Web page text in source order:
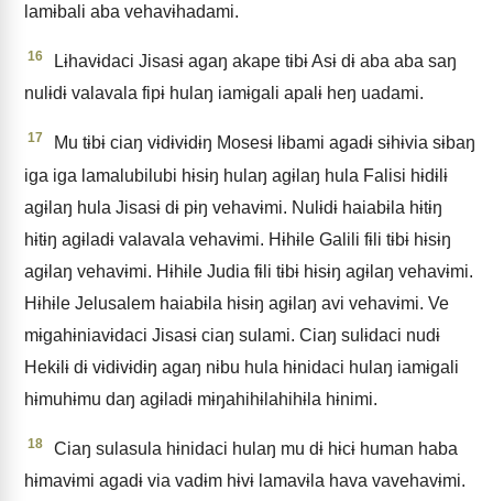
lamɨbali aba vehavɨhadami.
16
Lɨhavɨdaci Jisasɨ agaŋ akape tɨbɨ Asɨ dɨ aba aba saŋ
nulɨdɨ valavala fipɨ hulaŋ iamɨgali apalɨ heŋ uadami.
17
Mu tɨbɨ ciaŋ vɨdɨvɨdɨŋ Mosesɨ lɨbami agadɨ sɨhɨvia sɨbaŋ
iga iga lamalubilubi hɨsɨŋ hulaŋ agɨlaŋ hula Falisi hɨdɨlɨ
agɨlaŋ hula Jisasɨ dɨ pɨŋ vehavɨmi. Nulɨdɨ haiabɨla hɨtɨŋ
hɨtɨŋ agɨladɨ valavala vehavɨmi. Hɨhɨle Galili fɨli tɨbɨ hɨsɨŋ
agɨlaŋ vehavɨmi. Hɨhɨle Judia fɨli tɨbɨ hɨsɨŋ agɨlaŋ vehavɨmi.
Hɨhɨle Jelusalem haiabɨla hɨsɨŋ agɨlaŋ avi vehavɨmi. Ve
mɨgahɨniavɨdaci Jisasɨ ciaŋ sulami. Ciaŋ sulɨdaci nudɨ
Hekɨlɨ dɨ vɨdɨvɨdɨŋ agaŋ nɨbu hula hɨnidaci hulaŋ iamɨgali
hɨmuhɨmu daŋ agɨladɨ mɨŋahihɨlahihɨla hɨnimi.
18
Ciaŋ sulasula hɨnidaci hulaŋ mu dɨ hɨcɨ human haba
hɨmavɨmi agadɨ via vadɨm hɨvɨ lamavɨla hava vavehavɨmi.